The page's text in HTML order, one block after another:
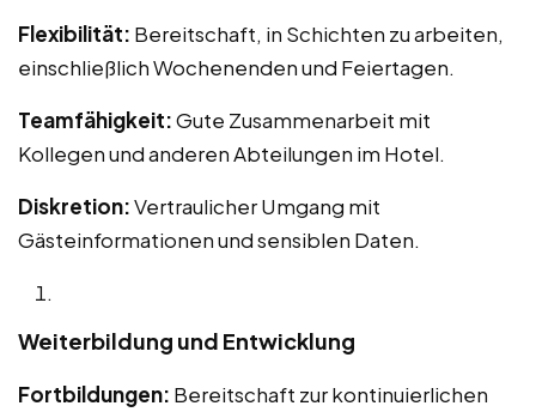
Flexibilität: Bereitschaft, in Schichten zu arbeiten,
einschließlich Wochenenden und Feiertagen.
Teamfähigkeit:Gute Zusammenarbeit mit
Kollegen und anderen Abteilungen im Hotel.
Diskretion:Vertraulicher Umgang mit
Gästeinformationen und sensiblen Daten.
Weiterbildung und Entwicklung
Fortbildungen: Bereitschaft zur kontinuierlichen